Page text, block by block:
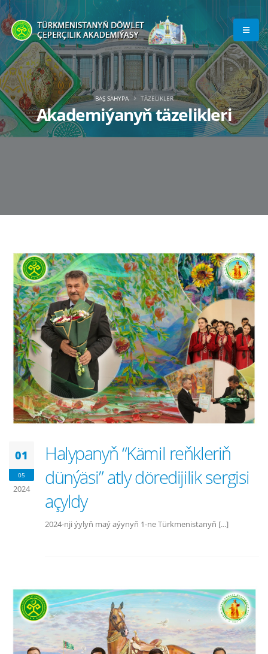
Akademiýanyň täzelikleri
BAŞ SAHYPA TÄZELIKLER
01
05
2024
Halypanyň “Kämil reňkleriň
dünýäsi” atly döredijilik sergisi
açyldy
2024-nji ýylyň maý aýynyň 1-ne Türkmenistanyň [...]